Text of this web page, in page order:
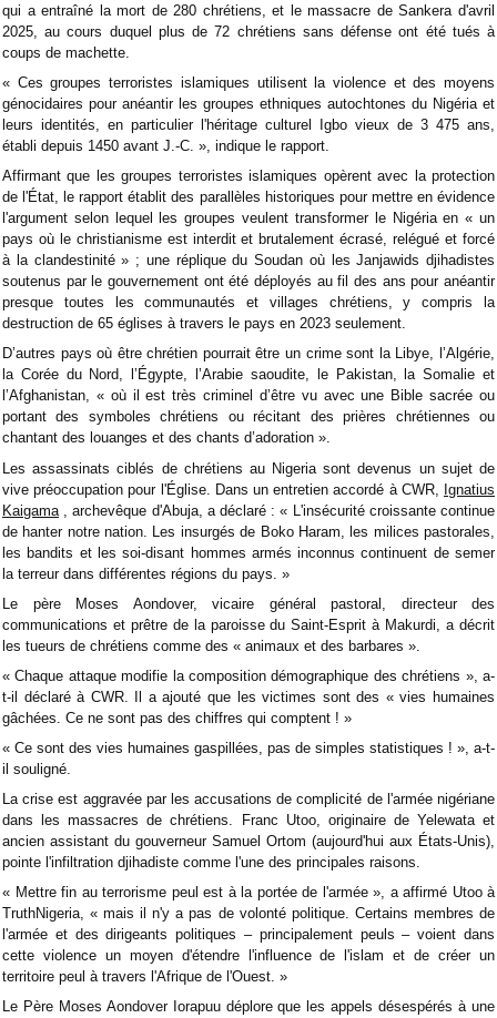
qui a entraîné la mort de 280 chrétiens, et le massacre de Sankera d'avril
2025, au cours duquel plus de 72 chrétiens sans défense ont été tués à
coups de machette.
« Ces groupes terroristes islamiques utilisent la violence et des moyens
génocidaires pour anéantir les groupes ethniques autochtones du Nigéria et
leurs identités, en particulier l'héritage culturel Igbo vieux de 3 475 ans,
établi depuis 1450 avant J.-C. », indique le rapport.
Affirmant que les groupes terroristes islamiques opèrent avec la protection
de l'État, le rapport établit des parallèles historiques pour mettre en évidence
l'argument selon lequel les groupes veulent transformer le Nigéria en « un
pays où le christianisme est interdit et brutalement écrasé, relégué et forcé
à la clandestinité » ; une réplique du Soudan où les Janjawids djihadistes
soutenus par le gouvernement ont été déployés au fil des ans pour anéantir
presque toutes les communautés et villages chrétiens, y compris la
destruction de 65 églises à travers le pays en 2023 seulement.
D’autres pays où être chrétien pourrait être un crime sont la Libye, l’Algérie,
la Corée du Nord, l’Égypte, l’Arabie saoudite, le Pakistan, la Somalie et
l’Afghanistan, « où il est très criminel d’être vu avec une Bible sacrée ou
portant des symboles chrétiens ou récitant des prières chrétiennes ou
chantant des louanges et des chants d’adoration ».
Les assassinats ciblés de chrétiens au Nigeria sont devenus un sujet de
vive préoccupation pour l'Église. Dans un entretien accordé à CWR, Ignatius
Kaigama , archevêque d'Abuja, a déclaré : « L'insécurité croissante continue
de hanter notre nation. Les insurgés de Boko Haram, les milices pastorales,
les bandits et les soi-disant hommes armés inconnus continuent de semer
la terreur dans différentes régions du pays. »
Le père Moses Aondover, vicaire général pastoral, directeur des
communications et prêtre de la paroisse du Saint-Esprit à Makurdi, a décrit
les tueurs de chrétiens comme des « animaux et des barbares ».
« Chaque attaque modifie la composition démographique des chrétiens », a-
t-il déclaré à CWR. Il a ajouté que les victimes sont des « vies humaines
gâchées. Ce ne sont pas des chiffres qui comptent ! »
« Ce sont des vies humaines gaspillées, pas de simples statistiques ! », a-t-
il souligné.
La crise est aggravée par les accusations de complicité de l'armée nigériane
dans les massacres de chrétiens. Franc Utoo, originaire de Yelewata et
ancien assistant du gouverneur Samuel Ortom (aujourd'hui aux États-Unis),
pointe l'infiltration djihadiste comme l'une des principales raisons.
« Mettre fin au terrorisme peul est à la portée de l'armée », a affirmé Utoo à
TruthNigeria, « mais il n'y a pas de volonté politique. Certains membres de
l'armée et des dirigeants politiques – principalement peuls – voient dans
cette violence un moyen d'étendre l'influence de l'islam et de créer un
territoire peul à travers l'Afrique de l'Ouest. »
Le Père Moses Aondover Iorapuu déplore que les appels désespérés à une